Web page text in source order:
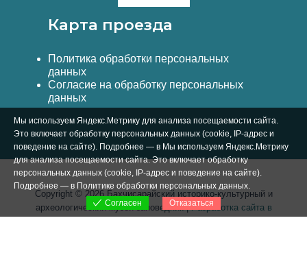
Карта проезда
Политика обработки персональных
данных
Согласие на обработку персональных
данных
Copyright © 2026 Бахчисарайский историко-культурный и
археологический музей-заповедник |Разработка сайта в
Мы используем Яндекс.Метрику для анализа посещаемости сайта.
Это включает обработку персональных данных (cookie, IP-адрес и
поведение на сайте). Подробнее — в Мы используем Яндекс.Метрику
для анализа посещаемости сайта. Это включает обработку
персональных данных (cookie, IP-адрес и поведение на сайте).
Подробнее — в Политике обработки персональных данных.
Согласен
Отказаться